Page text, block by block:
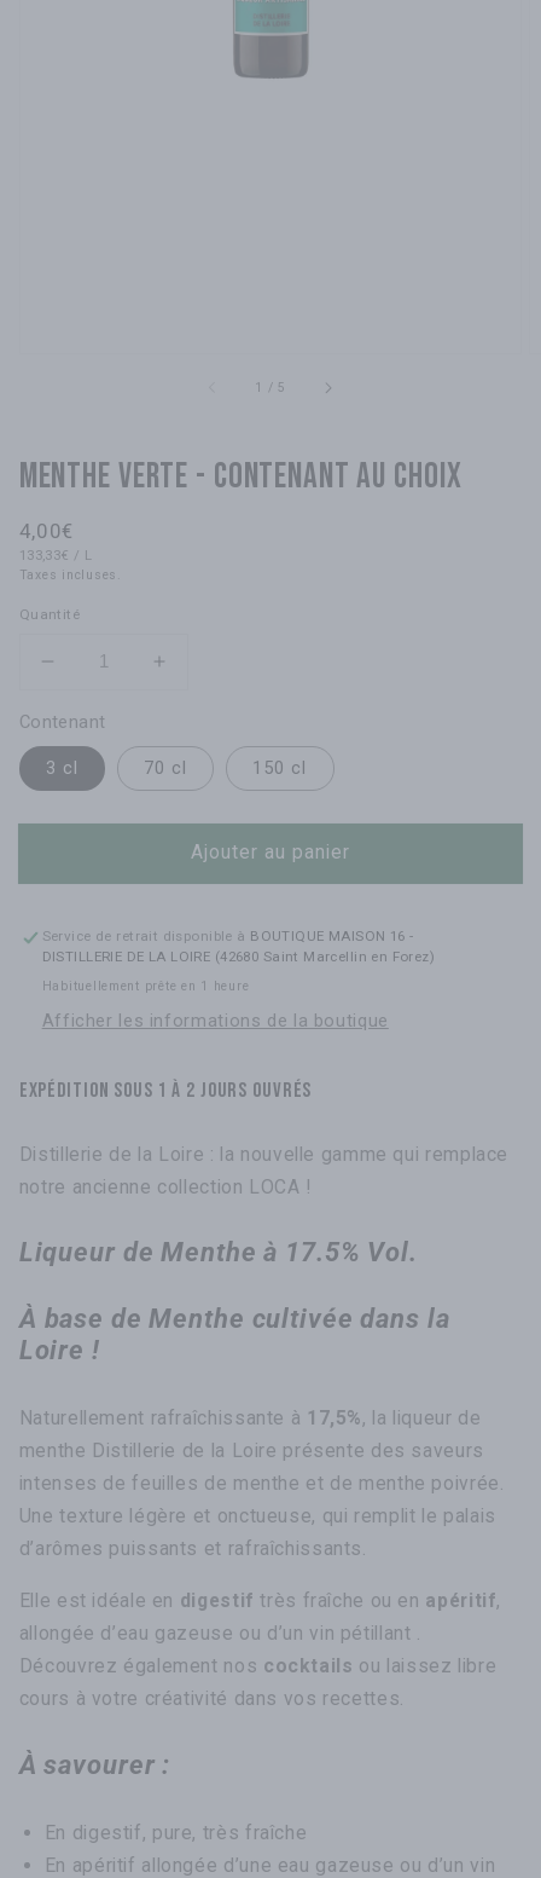
1 / sur
5
Menthe verte - contenant au choix
Prix
habituel
4,00€
PRIX
UNITAIRE
133,33€ / PAR
L
Taxes incluses.
Quantité
Réduire
quantité
de
Menthe
-
au
Augmenter
de
Menthe
-
contenant
au
Contenant
3 cl 70 cl 150 cl
Ajouter au panier
Service de retrait disponible à BOUTIQUE MAISON 16 -
DISTILLERIE DE LA LOIRE (42680 Saint Marcellin en Forez)
Habituellement prête en 1 heure
Afficher les informations de la boutique
Expédition sous 1 à 2 jours ouvrés
Distillerie de la Loire : la nouvelle gamme qui remplace
notre ancienne collection LOCA !
Liqueur de Menthe à 17.5% Vol.
À base de Menthe cultivée dans la
Loire !
Naturellement rafraîchissante à 17,5%, la liqueur de
menthe Distillerie de la Loire présente des saveurs
intenses de feuilles de menthe et de menthe poivrée.
Une texture légère et onctueuse, qui remplit le palais
d’arômes puissants et rafraîchissants.
Elle est idéale en digestif très fraîche ou en apéritif,
allongée d’eau gazeuse ou d’un vin pétillant .
Découvrez également nos cocktails ou laissez libre
cours à votre créativité dans vos recettes.
À savourer :
En digestif, pure, très fraîche
En apéritif allongée d’une eau gazeuse ou d’un vin